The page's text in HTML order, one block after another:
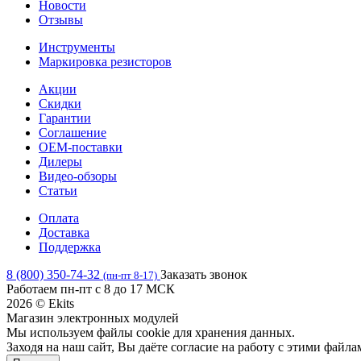
Новости
Отзывы
Инструменты
Маркировка резисторов
Акции
Скидки
Гарантии
Соглашение
OEM-поставки
Дилеры
Видео-обзоры
Статьи
Оплата
Доставка
Поддержка
8 (800) 350-74-32 (пн-пт 8-17) Заказать звонок
Работаем пн-пт с 8 до 17 МСК
2026 © Ekits
Магазин электронных модулей
Мы используем файлы cookie для хранения данных.
Заходя на наш сайт, Вы даёте согласие на работу с этими